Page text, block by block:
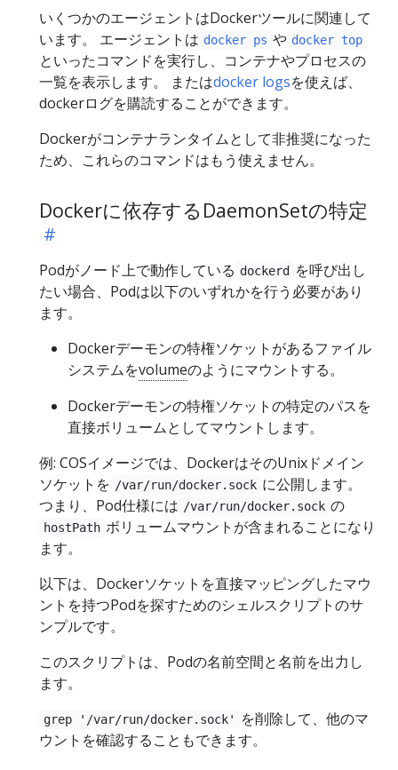
いくつかのエージェントはDockerツールに関連して
います。 エージェントは docker ps や docker top
といったコマンドを実行し、コンテナやプロセスの
一覧を表示します。 またはdocker logsを使えば、
dockerログを購読することができます。
Dockerがコンテナランタイムとして非推奨になった
ため、これらのコマンドはもう使えません。
Dockerに依存するDaemonSetの特定
Podがノード上で動作している dockerd
を呼び出し
たい場合、Podは以下のいずれかを行う必要があり
ます。
Dockerデーモンの特権ソケットがあるファイル
システムをvolumeのようにマウントする。
Dockerデーモンの特権ソケットの特定のパスを
直接ボリュームとしてマウントします。
例: COSイメージでは、DockerはそのUnixドメイン
ソケットを /var/run/docker.sock に公開します。
つまり、Pod仕様には /var/run/docker.sock の
hostPath ボリュームマウントが含まれることになり
ます。
以下は、Dockerソケットを直接マッピングしたマウ
ントを持つPodを探すためのシェルスクリプトのサ
ンプルです。
このスクリプトは、Podの名前空間と名前を出力し
ます。
grep '/var/run/docker.sock'
を削除して、他のマ
ウントを確認することもできます。